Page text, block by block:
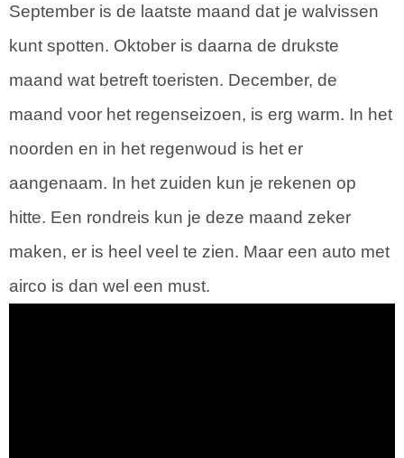
September is de laatste maand dat je walvissen
kunt spotten. Oktober is daarna de drukste
maand wat betreft toeristen. December, de
maand voor het regenseizoen, is erg warm. In het
noorden en in het regenwoud is het er
aangenaam. In het zuiden kun je rekenen op
hitte. Een rondreis kun je deze maand zeker
maken, er is heel veel te zien. Maar een auto met
airco is dan wel een must.